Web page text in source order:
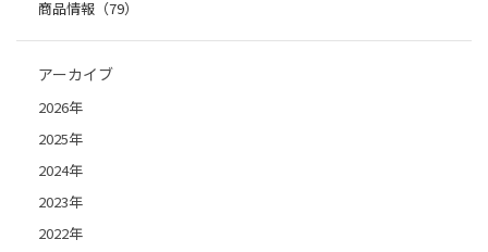
商品情報（79）
アーカイブ
2026年
2025年
2024年
2023年
2022年